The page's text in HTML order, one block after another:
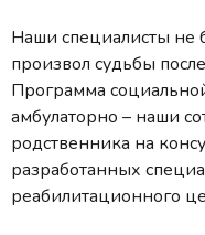
Наши специалисты не
произвол судьбы
Программа
амбулаторно – наши
родственника на
разработанных
реабилитационного